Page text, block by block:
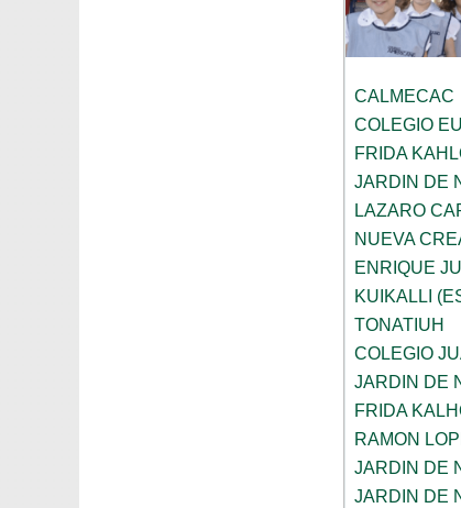
CALMECAC
COLEGIO
FRIDA
JARDIN DE
LAZARO
NUEVA
ENRIQUE
KUIKALLI
TONATIUH
COLEGIO
JARDIN DE
FRIDA
RAMON
JARDIN DE
JARDIN DE